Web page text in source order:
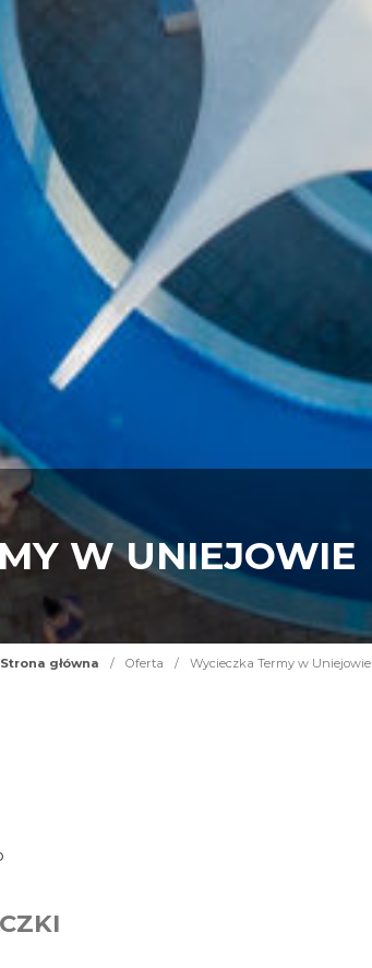
W UNIEJOWIE
Strona główna / Oferta / Wycieczka Termy w Uniejowie